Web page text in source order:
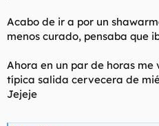
Acabo de ir a por un
menos curado, pensaba que
Ahora en un par de horas me
típica salida cervecera de
Jejeje